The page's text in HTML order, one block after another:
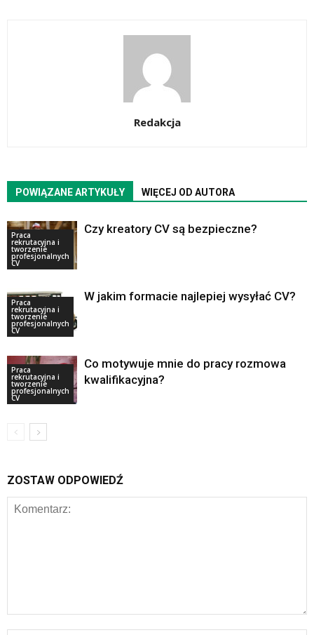
Redakcja
POWIĄZANE ARTYKUŁY WIĘCEJ OD AUTORA
Praca
rekrutacyjna i
tworzenie
profesjonalnych
CV
Czy kreatory CV są bezpieczne?
Praca
rekrutacyjna i
tworzenie
profesjonalnych
CV
W jakim formacie najlepiej wysyłać CV?
Praca
rekrutacyjna i
tworzenie
profesjonalnych
CV
Co motywuje mnie do pracy rozmowa
kwalifikacyjna?
ZOSTAW ODPOWIEDŹ